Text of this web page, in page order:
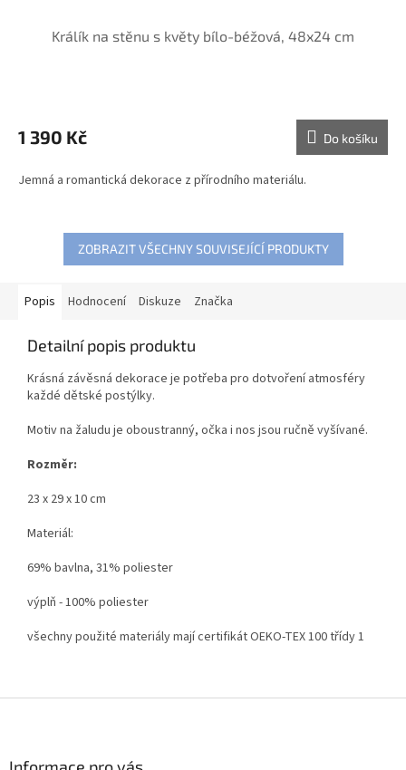
Králík na stěnu s květy bílo-béžová, 48x24 cm
1 390 Kč Do košíku
Jemná a romantická dekorace z přírodního materiálu.
ZOBRAZIT VŠECHNY SOUVISEJÍCÍ PRODUKTY
Popis Hodnocení Diskuze Značka
Detailní popis produktu
Krásná závěsná dekorace je potřeba pro dotvoření atmosféry
každé dětské postýlky.
Motiv na žaludu je oboustranný, očka i nos jsou ručně vyšívané.
Rozměr:
23 x 29 x 10 cm
Materiál:
69% bavlna, 31% poliester
výplň - 100% poliester
všechny použité materiály mají certifikát OEKO-TEX 100 třídy 1